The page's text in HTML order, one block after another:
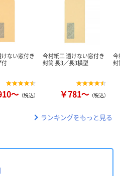
ない窓付き
付
～ （税込）
今村紙工 透けない窓付き
封筒 長3／長3横型
￥781～ （税込）
今
封
ランキングをもっと見る